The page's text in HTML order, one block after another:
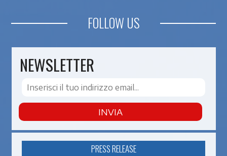
FOLLOW US
NEWSLETTER
INVIA
PRESS RELEASE